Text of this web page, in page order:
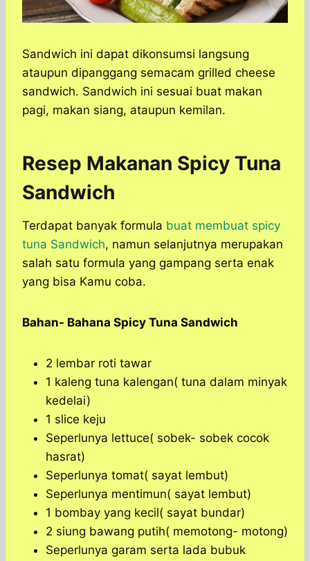
Sandwich ini dapat dikonsumsi langsung
ataupun dipanggang semacam grilled cheese
sandwich. Sandwich ini sesuai buat makan
pagi, makan siang, ataupun kemilan.
Resep Makanan Spicy Tuna
Sandwich
Terdapat banyak formula buat membuat spicy
tuna Sandwich, namun selanjutnya merupakan
salah satu formula yang gampang serta enak
yang bisa Kamu coba.
Bahan- Bahana Spicy Tuna Sandwich
2 lembar roti tawar
1 kaleng tuna kalengan( tuna dalam minyak
kedelai)
1 slice keju
Seperlunya lettuce( sobek- sobek cocok
hasrat)
Seperlunya tomat( sayat lembut)
Seperlunya mentimun( sayat lembut)
1 bombay yang kecil( sayat bundar)
2 siung bawang putih( memotong- motong)
Seperlunya garam serta lada bubuk